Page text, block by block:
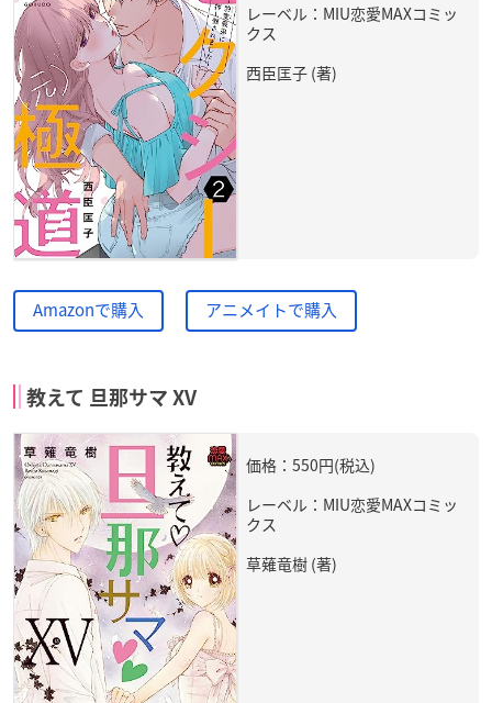
レーベル：MIU恋愛MAXコミッ
クス
西臣匡子 (著)
Amazonで購入 アニメイトで購入
教えて 旦那サマ XV
価格：550円(税込)
レーベル：MIU恋愛MAXコミッ
クス
草薙竜樹 (著)